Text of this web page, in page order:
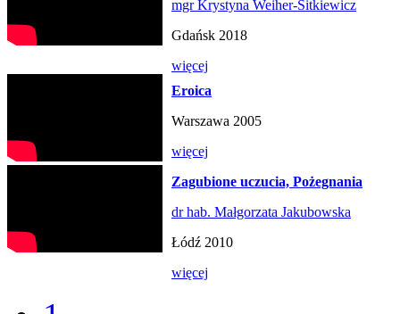
mgr Krystyna Weiher-Sitkiewicz
Gdańsk 2018
więcej
Eroica
Warszawa 2005
więcej
Zagubione uczucia, Pożegnania
dr hab. Małgorzata Jakubowska
Łódź 2010
więcej